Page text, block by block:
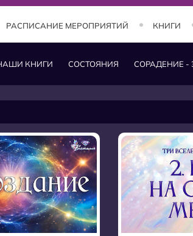
РАСПИСАНИЕ МЕРОПРИЯТИЙ КНИГИ
КНИГИ СОСТОЯНИЯ СОРАДЕНИЕ -